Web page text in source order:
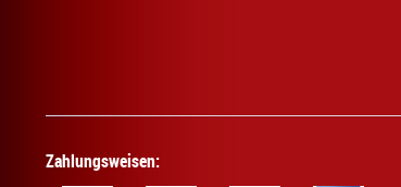
Zahlungsweisen: